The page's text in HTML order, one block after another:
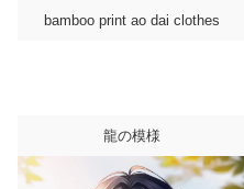
bamboo print ao dai clothes
龍の模様